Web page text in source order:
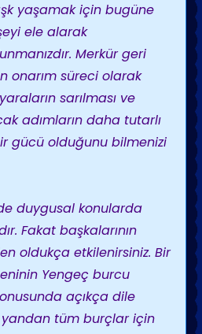
yaşamak için bugüne
ele alarak
Merkür geri
onarım süreci olarak
sarılması ve
adımların daha tutarlı
gücü olduğunu bilmenizi
duygusal konularda
Fakat başkalarının
oldukça etkilenirsiniz. Bir
Yengeç burcu
açıkça dile
tüm burçlar için